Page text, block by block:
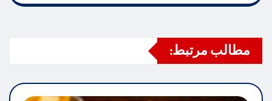
مطالب مرتبط: